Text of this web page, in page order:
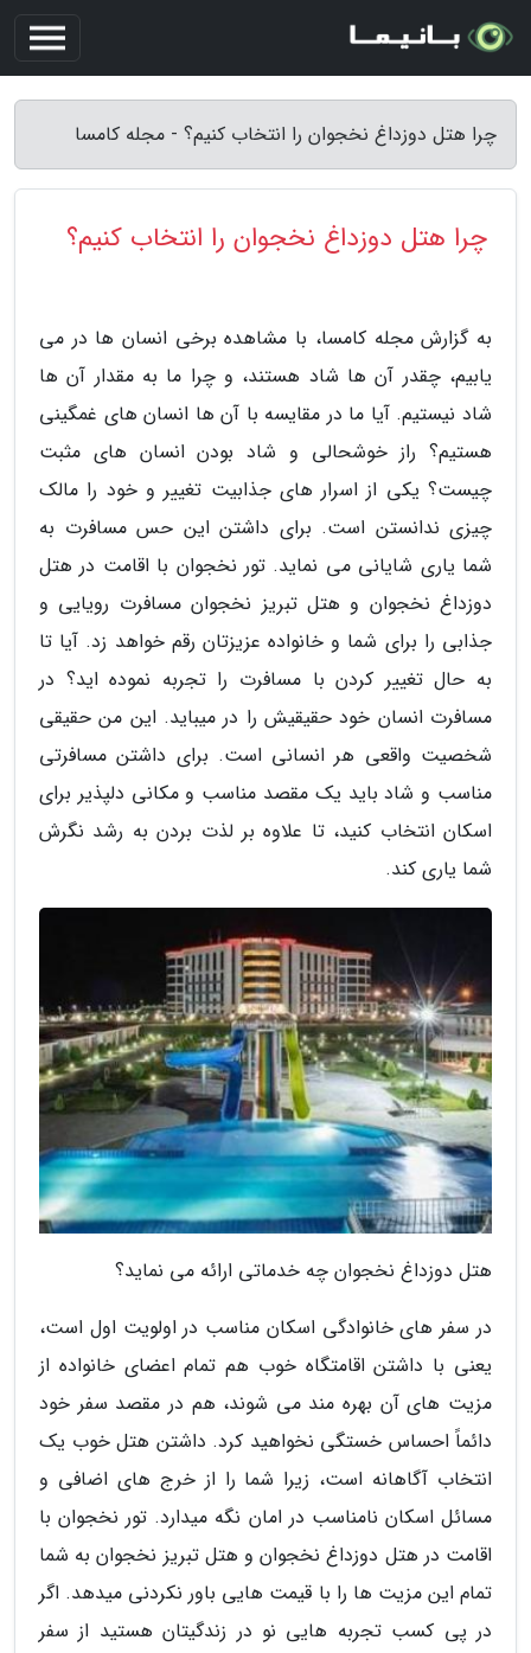
چرا هتل دوزداغ نخجوان را انتخاب کنیم؟ - مجله کامسا
چرا هتل دوزداغ نخجوان را انتخاب کنیم؟
به گزارش مجله کامسا، با مشاهده برخی انسان ها در می
یابیم، چقدر آن ها شاد هستند، و چرا ما به مقدار آن ها
شاد نیستیم. آیا ما در مقایسه با آن ها انسان های غمگینی
هستیم؟ راز خوشحالی و شاد بودن انسان های مثبت
چیست؟ یکی از اسرار های جذابیت تغییر و خود را مالک
چیزی ندانستن است. برای داشتن این حس مسافرت به
شما یاری شایانی می نماید. تور نخجوان با اقامت در هتل
دوزداغ نخجوان و هتل تبریز نخجوان مسافرت رویایی و
جذابی را برای شما و خانواده عزیزتان رقم خواهد زد. آیا تا
به حال تغییر کردن با مسافرت را تجربه نموده اید؟ در
مسافرت انسان خود حقیقیش را در میباید. این من حقیقی
شخصیت واقعی هر انسانی است. برای داشتن مسافرتی
مناسب و شاد باید یک مقصد مناسب و مکانی دلپذیر برای
اسکان انتخاب کنید، تا علاوه بر لذت بردن به رشد نگرش
شما یاری کند.
هتل دوزداغ نخجوان چه خدماتی ارائه می نماید؟
در سفر های خانوادگی اسکان مناسب در اولویت اول است،
یعنی با داشتن اقامتگاه خوب هم تمام اعضای خانواده از
مزیت های آن بهره مند می شوند، هم در مقصد سفر خود
دائماً احساس خستگی نخواهید کرد. داشتن هتل خوب یک
انتخاب آگاهانه است، زیرا شما را از خرج های اضافی و
مسائل اسکان نامناسب در امان نگه میدارد. تور نخجوان با
اقامت در هتل دوزداغ نخجوان و هتل تبریز نخجوان به شما
تمام این مزیت ها را با قیمت هایی باور نکردنی میدهد. اگر
در پی کسب تجربه هایی نو در زندگیتان هستید از سفر